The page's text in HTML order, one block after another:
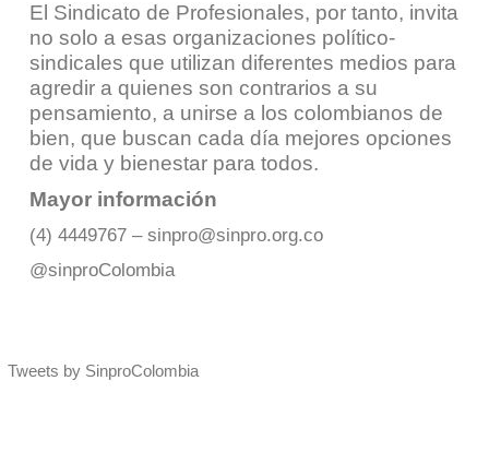
El Sindicato de Profesionales, por tanto, invita
no solo a esas organizaciones político-
sindicales que utilizan diferentes medios para
agredir a quienes son contrarios a su
pensamiento, a unirse a los colombianos de
bien, que buscan cada día mejores opciones
de vida y bienestar para todos.
Mayor información
(4) 4449767 – sinpro@sinpro.org.co
@sinproColombia
Tweets by SinproColombia